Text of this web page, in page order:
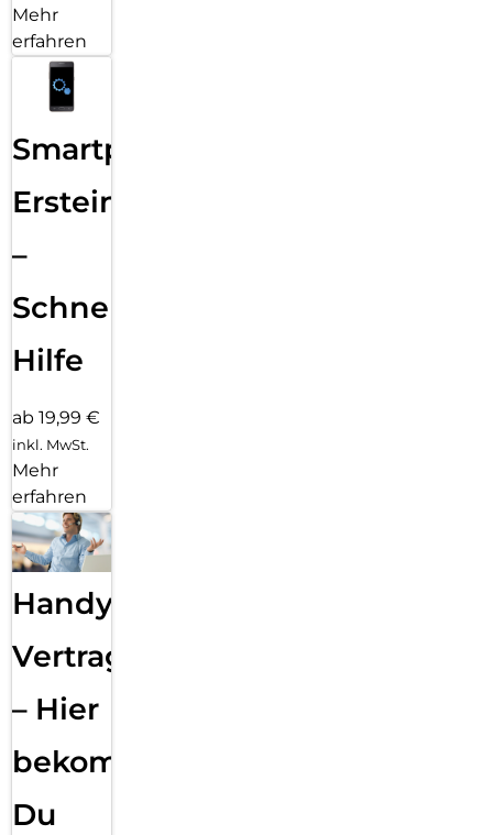
Mehr
erfahren
Smartphone
Ersteinrichtung
–
Schnelle
Hilfe
ab 19,99 €
inkl. MwSt.
Mehr
erfahren
Handy
Vertragsabwicklung
– Hier
bekommst
Du